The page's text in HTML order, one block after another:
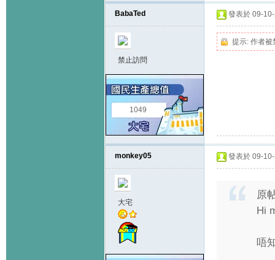
BabaTed
禁止訪問
1049
發表於 09-
提示: 作者被
monkey05
大宅
發表於 09-
原
Hi
唔